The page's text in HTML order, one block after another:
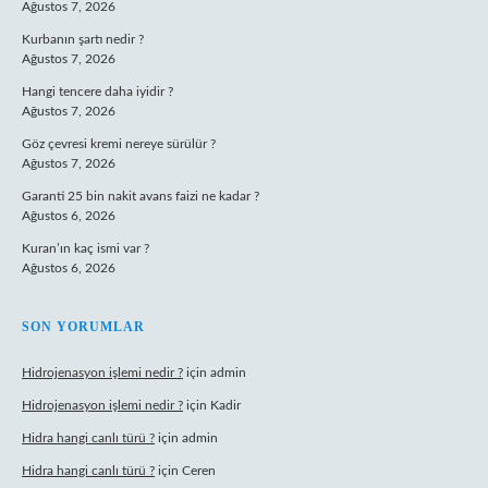
Ağustos 7, 2026
Kurbanın şartı nedir ?
Ağustos 7, 2026
Hangi tencere daha iyidir ?
Ağustos 7, 2026
Göz çevresi kremi nereye sürülür ?
Ağustos 7, 2026
Garanti 25 bin nakit avans faizi ne kadar ?
Ağustos 6, 2026
Kuran’ın kaç ismi var ?
Ağustos 6, 2026
SON YORUMLAR
Hidrojenasyon işlemi nedir ? için admin
Hidrojenasyon işlemi nedir ? için Kadir
Hidra hangi canlı türü ? için admin
Hidra hangi canlı türü ? için Ceren